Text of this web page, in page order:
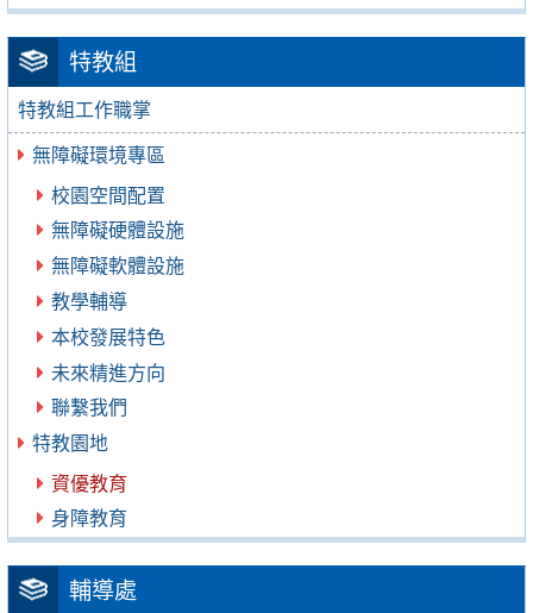
特教組
特教組工作職掌
無障礙環境專區
校園空間配置
無障礙硬體設施
無障礙軟體設施
教學輔導
本校發展特色
未來精進方向
聯繫我們
特教園地
資優教育
身障教育
輔導處